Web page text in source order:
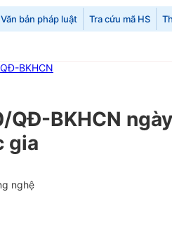
Văn bản pháp luật Tra cứu mã HS
BKHCN
BKHCN
gia
nghệ